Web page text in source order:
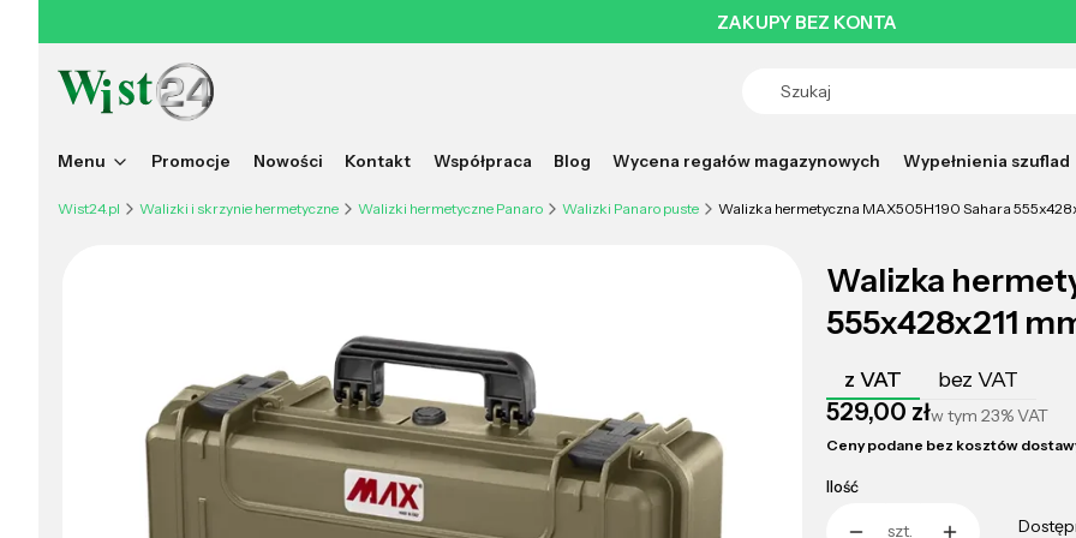
ZAKUPY BEZ KONTA
Menu Promocje Nowości Kontakt Współpraca Blog Wycena regałów magazynowych Wypełnienia szuflad
Wist24.pl Walizki i skrzynie hermetyczne Walizki hermetyczne Panaro Walizki Panaro puste Walizka hermetyczna MAX505H190 Sahara
Walizka
555x428x211
z VAT bez VAT
Cena
529,00 złw tym 23%VAT
Ceny podane bez kosztów
Ilość
szt.